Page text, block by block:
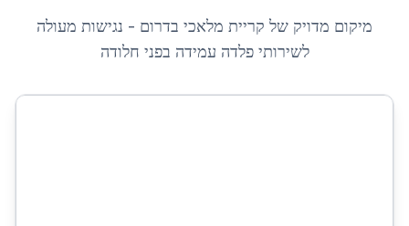
מיקום מדויק של קריית מלאכי בדרום - נגישות מעולה
לשירותיפלדה עמידה בפני חלודה